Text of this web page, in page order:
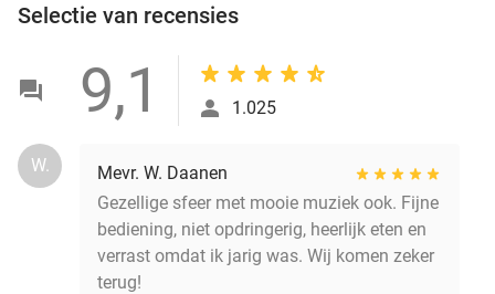
Selectie van recensies
9,1 1.025
W.
Mevr. W. Daanen
Gezellige sfeer met mooie muziek ook. Fijne
bediening, niet opdringerig, heerlijk eten en
verrast omdat ik jarig was. Wij komen zeker
terug!